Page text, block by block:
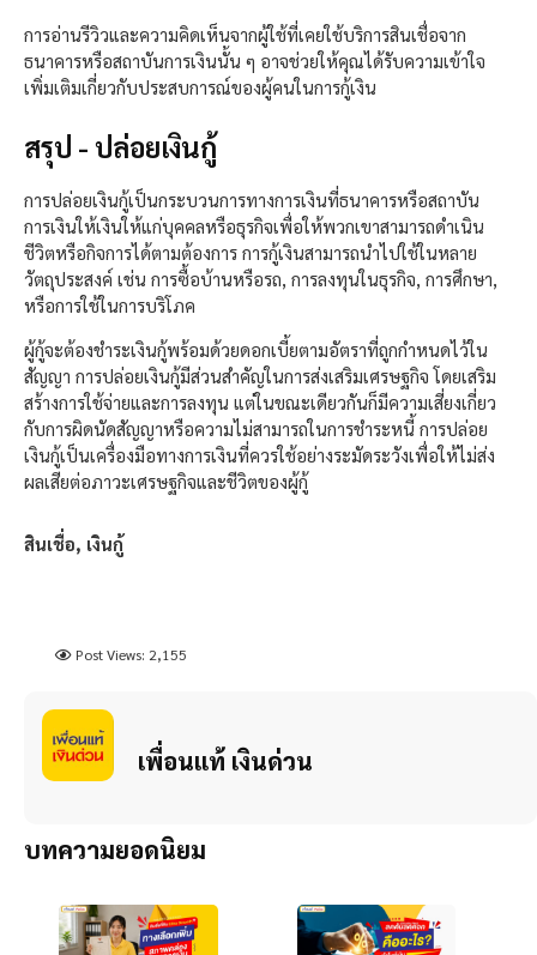
การอ่านรีวิวและความคิดเห็นจากผู้ใช้ที่เคยใช้บริการสินเชื่อจาก
ธนาคารหรือสถาบันการเงินนั้น ๆ อาจช่วยให้คุณได้รับความเข้าใจ
เพิ่มเติมเกี่ยวกับประสบการณ์ของผู้คนในการกู้เงิน
สรุป - ปล่อยเงินกู้
การปล่อยเงินกู้เป็นกระบวนการทางการเงินที่ธนาคารหรือสถาบัน
การเงินให้เงินให้แก่บุคคลหรือธุรกิจเพื่อให้พวกเขาสามารถดำเนิน
ชีวิตหรือกิจการได้ตามต้องการ การกู้เงินสามารถนำไปใช้ในหลาย
วัตถุประสงค์ เช่น การซื้อบ้านหรือรถ, การลงทุนในธุรกิจ, การศึกษา,
หรือการใช้ในการบริโภค
ผู้กู้จะต้องชำระเงินกู้พร้อมด้วยดอกเบี้ยตามอัตราที่ถูกกำหนดไว้ใน
สัญญา การปล่อยเงินกู้มีส่วนสำคัญในการส่งเสริมเศรษฐกิจ โดยเสริม
สร้างการใช้จ่ายและการลงทุน แต่ในขณะเดียวกันก็มีความเสี่ยงเกี่ยว
กับการผิดนัดสัญญาหรือความไม่สามารถในการชำระหนี้ การปล่อย
เงินกู้เป็นเครื่องมือทางการเงินที่ควรใช้อย่างระมัดระวังเพื่อให้ไม่ส่ง
ผลเสียต่อภาวะเศรษฐกิจและชีวิตของผู้กู้
สินเชื่อ, เงินกู้
Post Views: 2,155
เพื่อนแท้ เงินด่วน
บทความยอดนิยม